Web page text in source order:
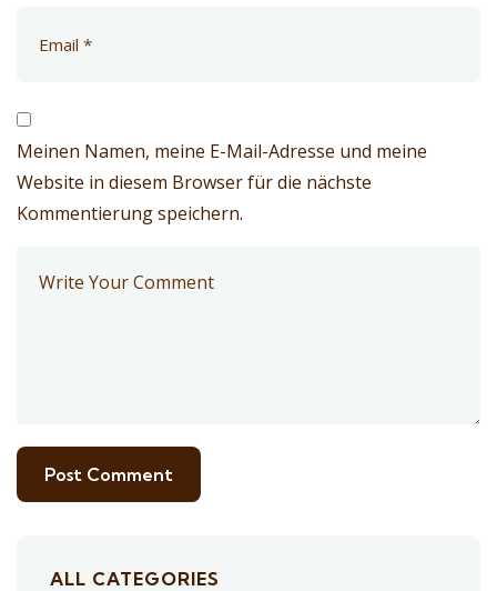
Meinen Namen, meine E-Mail-Adresse und meine
Website in diesem Browser für die nächste
Kommentierung speichern.
ALL CATEGORIES